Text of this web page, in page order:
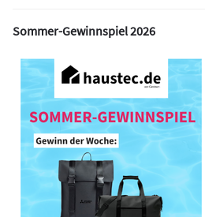
Sommer-Gewinnspiel 2026